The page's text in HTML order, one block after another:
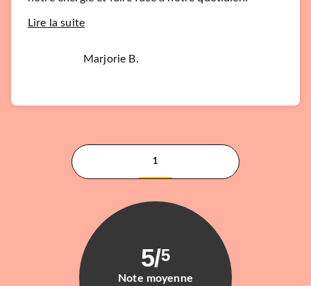
Lire la suite
Marjorie B.
1
5/5
Note moyenne